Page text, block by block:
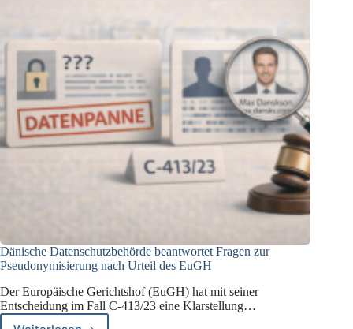
Dänische Datenschutzbehörde beantwortet Fragen zur
Pseudonymisierung nach Urteil des EuGH
Der Europäische Gerichtshof (EuGH) hat mit seiner
Entscheidung im Fall C-413/23 eine Klarstellung…